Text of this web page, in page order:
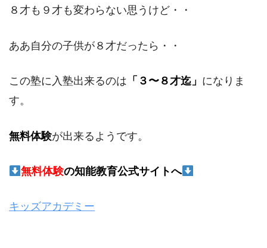
８才も９才も変わらない思うけど・・
ああ自分の子供が８才だったら・・
この塾に入塾出来るのは 「３〜８才迄」 になりま
す。
無料体験が出来るようです。
無料体験の知能教育公式サイトへ
キッズアカデミー